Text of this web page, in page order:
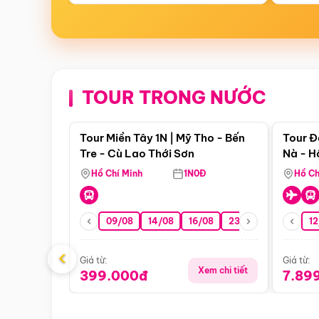
TOUR TRONG NƯỚC
Điểm nổi bật
Tour Miền Tây 1N | Mỹ Tho - Bến
Tre - Cù Lao Thới Sơn
Hồ Chí Minh 1N0Đ
09/08 14/08 16/08 23/08 30/08
Giá từ:
399.000đ Xem chi tiết
Tour
Nà -
Nha
Hồ
Giá từ:
‹